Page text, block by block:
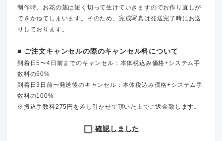
制作時、お花の茎は短く切って生けていきますのでお作り直しが
できかねてしまいます。そのため、完成写真は発送完了時にお送
りしております。
■ ご注文キャンセルの際のキャンセル料について
到着日5〜4日前までのキャンセル：本体税込み価格+システム手
数料の50%
到着日3日前〜発送後のキャンセル：本体税込み価格+システム手
数料の100%
※振込手数料275円を差し引かせて頂いた上でご返金致します。
確認しました